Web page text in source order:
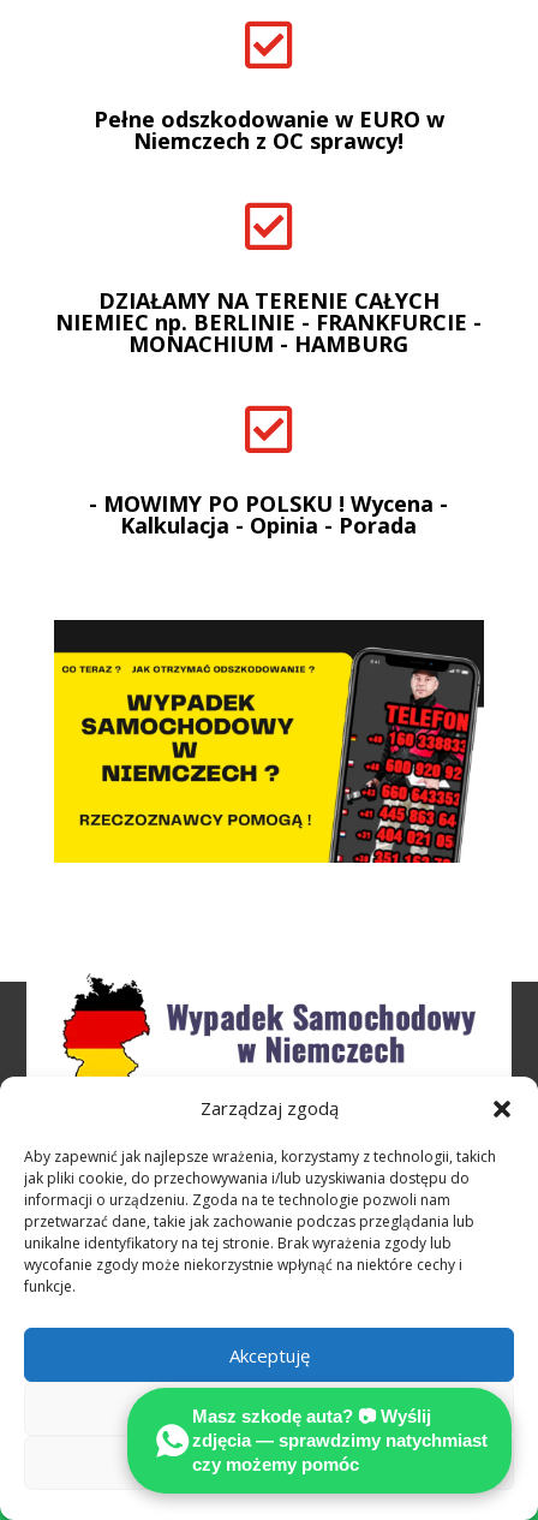
Zarządzaj zgodą
Aby zapewnić jak najlepsze wrażenia, korzystamy z technologii, takich
jak pliki cookie, do przechowywania i/lub uzyskiwania dostępu do
informacji o urządzeniu. Zgoda na te technologie pozwoli nam
przetwarzać dane, takie jak zachowanie podczas przeglądania lub
unikalne identyfikatory na tej stronie. Brak wyrażenia zgody lub
wycofanie zgody może niekorzystnie wpłynąć na niektóre cechy i
funkcje.
Akceptuję
Odmów
Zobacz preferencje

Pełne odszkodowanie w EURO w
Niemczech z OC sprawcy!

DZIAŁAMY NA TERENIE CAŁYCH
NIEMIEC np. BERLINIE - FRANKFURCIE -
MONACHIUM - HAMBURG

- MOWIMY PO POLSKU ! Wycena -
Kalkulacja - Opinia - Porada
Rzeczoznawcy sieci MOTOEXPERT
specjalizują się w opiniowaniu i
niezależnym kosztorysowaniu szkód
powypadkowych, jakie powstają wskutek
niezawinionych, zagranicznych zdarzeń
drogowych
Rzeczoznawców Techniki Samochodowej
MOTOEXPERT
SPECJALIZUJEMY SIĘ W OCENIE USZKODZEŃ
POJAZDÓW POWYPADKOWYCH

Masz szkodę auta? 📷 Wyślij
zdjęcia — sprawdzimy natychmiast
czy możemy pomóc